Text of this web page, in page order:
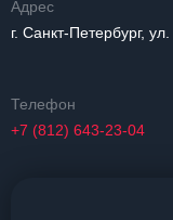
Адрес
г. Санкт-Петербург,
Телефон
+7 (812) 643-23-04